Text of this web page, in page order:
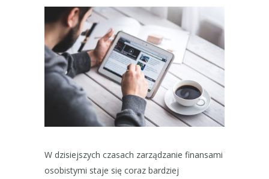
W dzisiejszych czasach zarządzanie finansami
osobistymi staje się coraz bardziej